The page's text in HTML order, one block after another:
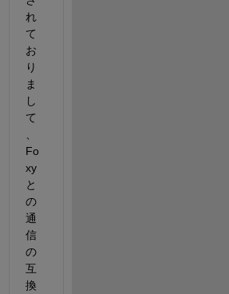
れ
て
お
り
ま
し
て
Fo
xy
と
の
通
信
の
互
換